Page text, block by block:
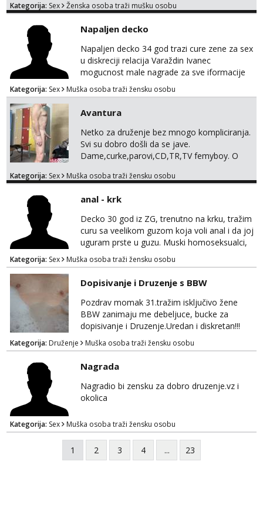
bilo kad i bilo gdje zato se javi što prije da
tamo, cekam te!
Kategorija: Sex Ženska osoba traži mušku osobu
Napaljen decko
Napaljen decko 34 god trazi cure zene za sex
u diskreciji relacija Varaždin Ivanec
mogucnost male nagrade za sve iformacije
pisite na broj 098819637 pusa
Kategorija: Sex Muška osoba traži žensku osobu
Avantura
Netko za druženje bez mnogo kompliciranja.
Svi su dobro došli da se jave.
Dame,curke,parovi,CD,TR,TV femyboy. O
nemam ali ako smo za druženje možemo
Kategorija: Sex Muška osoba traži žensku osobu
anal - krk
Decko 30 god iz ZG, trenutno na krku, tražim
curu sa veelikom guzom koja voli anal i da joj
uguram prste u guzu. Muski homoseksualci,
parovi i transiči odjebite, ne zanimate me. Bilo
kakva placanja opcenito (gotovina) ili
unaprijed (aircash, paysafecard, bonovi) ne
dolaze u obzir. Javit se prvo porukom na
whatsapp 0958048882.
Kategorija: Sex Muška osoba traži žensku osobu
Dopisivanje i Druzenje s BBW
Pozdrav momak 31.tražim isključivo žene
BBW zanimaju me debeljuce, bucke za
dopisivanje i Druzenje.Uredan i diskretan!!!
Kategorija: Druženje Muška osoba traži žensku osobu
Nagrada
Nagradio bi zensku za dobro druzenje.vz i
okolica
Kategorija: Sex Muška osoba traži žensku osobu
1 2 3 4 ... 23